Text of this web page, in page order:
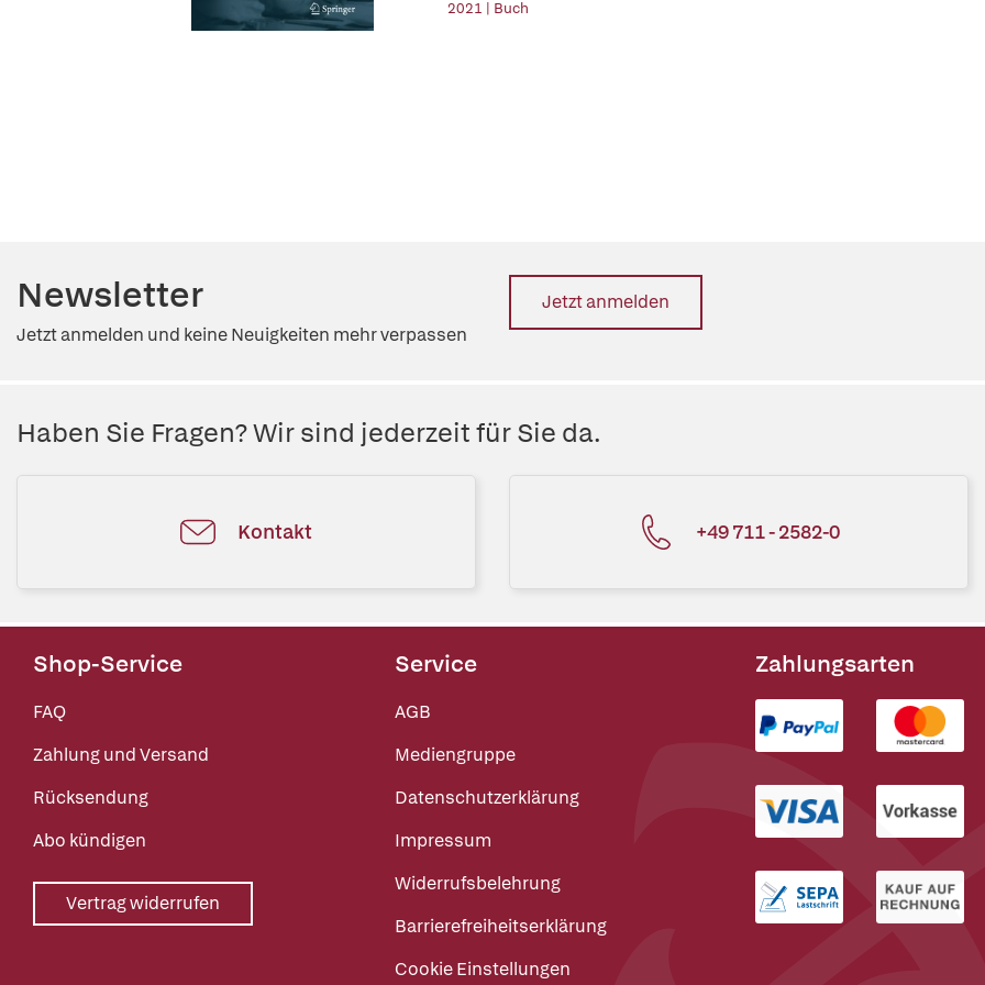
2021 | Buch
Newsletter
Jetzt anmelden und keine Neuigkeiten mehr verpassen
Jetzt anmelden
Haben Sie Fragen? Wir sind jederzeit für Sie da.
Kontakt +49 711 - 2582-0
Shop-Service
FAQ
Zahlung und Versand
Rücksendung
Abo kündigen
Vertrag widerrufen
Service
AGB
Mediengruppe
Datenschutzerklärung
Impressum
Widerrufsbelehrung
Barrierefreiheitserklärung
Cookie Einstellungen
Zahlungsarten